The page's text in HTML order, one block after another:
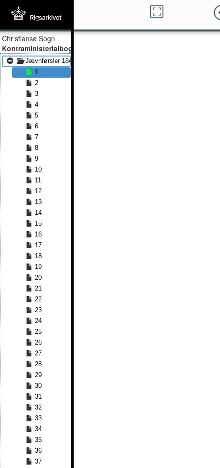
Christiansø Sogn
Kontraministerialbog
Jævnførsler 1845 - Jævnførsler 1895
1
2
3
4
5
6
7
8
9
10
11
12
13
14
15
16
17
18
19
20
21
22
23
24
25
26
27
28
29
30
31
32
33
34
35
36
37